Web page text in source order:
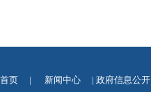
首页 | 新闻中心 | 政府信息公开